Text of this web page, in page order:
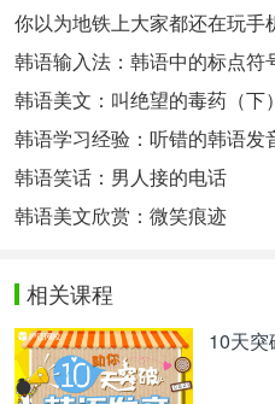
你以为地铁上大家都还在玩手
韩语输入法：韩语中的标点符
韩语美文：叫绝望的毒药（下）
韩语学习经验：听错的韩语发
韩语笑话：男人接的电话
韩语美文欣赏：微笑痕迹
相关课程
10天